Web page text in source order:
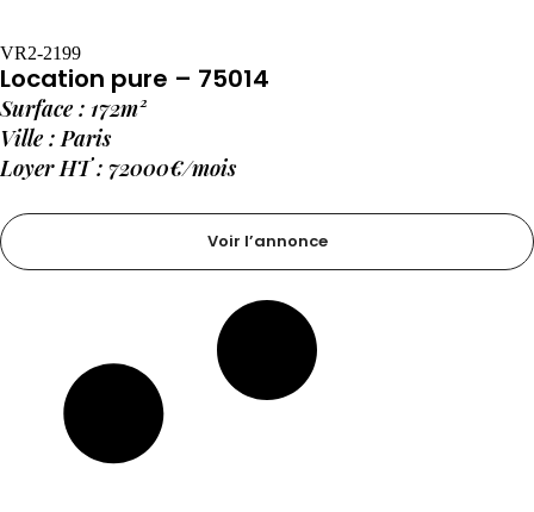
VR2-2199
Location pure – 75014
Surface : 172m²
Ville : Paris
Loyer HT : 72000€/mois
Voir l’annonce